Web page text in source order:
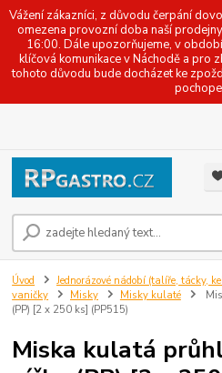
Vážení zákazníci, z důvodu čerpání
omezena provozní doba naší
16:00. Dále upozorňujeme, v
klíčová komunikace v Náchodě a pro
tohoto důvodu bude docházet ke
Úvod Jednorázové nádobí (talíře, tácky,
vaničky
Misky Misky kulaté
(PP) [2 x 250 ks] (PP515)
Miska kulatá